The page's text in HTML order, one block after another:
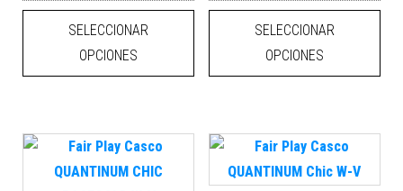
SELECCIONAR
OPCIONES
Este producto tiene múltiples
SELECCIONAR
OPCIONES